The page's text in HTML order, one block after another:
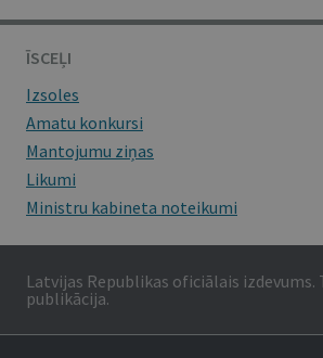
ĪSCEĻI
Izsoles
Amatu konkursi
Mantojumu ziņas
Likumi
Ministru kabineta noteikumi
Latvijas Republikas oficiālais izdevums.
publikācija.